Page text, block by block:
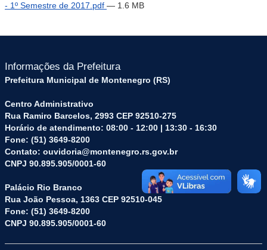
- 1º Semestre de 2017.pdf — 1.6 MB
Informações da Prefeitura
Prefeitura Municipal de Montenegro (RS)
Centro Administrativo
Rua Ramiro Barcelos, 2993 CEP 92510-275
Horário de atendimento: 08:00 - 12:00 | 13:30 - 16:30
Fone: (51) 3649-8200
Contato: ouvidoria@montenegro.rs.gov.br
CNPJ 90.895.905/0001-60
Palácio Rio Branco
Rua João Pessoa, 1363 CEP 92510-045
Fone: (51) 3649-8200
CNPJ 90.895.905/0001-60